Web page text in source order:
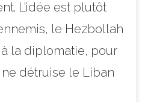
L’idée est plutôt
le Hezbollah
à la diplomatie, pour
détruise le Liban